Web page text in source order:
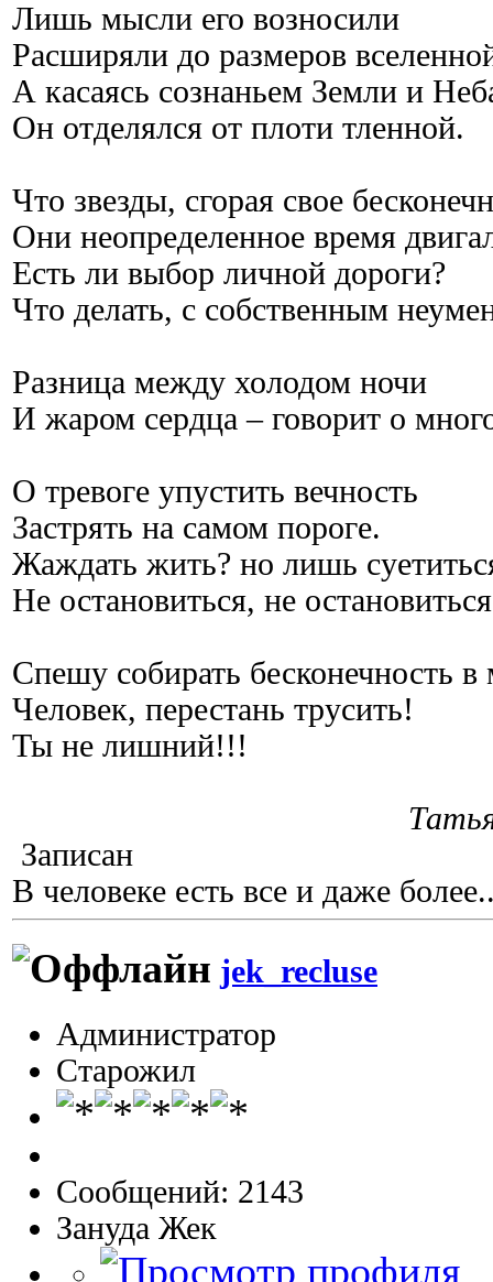
Лишь мысли его возносили
Расширяли до размеров
А касаясь сознаньем Земли и
Он отделялся от плоти тленной.
Что звезды, сгорая свое
Они неопределенное время
Есть ли выбор личной дороги?
Что делать, с собственным
Разница между холодом ночи
И жаром сердца – говорит о
О тревоге упустить вечность
Застрять на самом пороге.
Жаждать жить? но лишь
Не остановиться, не
Спешу собирать бесконечность
Человек, перестань трусить!
Ты не лишний!!!
Записан
В человеке есть все и даже
jek_recluse
Администратор
Старожил
Сообщений: 2143
Зануда Жек